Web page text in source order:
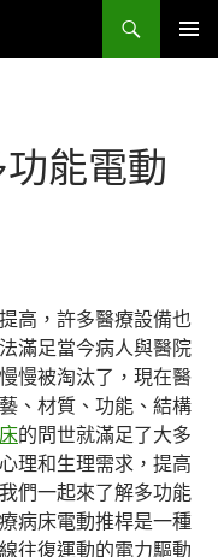
能電動
高，許多醫療設備也
滿足當今病人與醫院
慢被淘汰了，現在醫
、材質、功能、結構
的問世就滿足了大多
理和生理需求，提高
們一起來了解多功能
病床電動推桿是一種
往復運動的電力驅動